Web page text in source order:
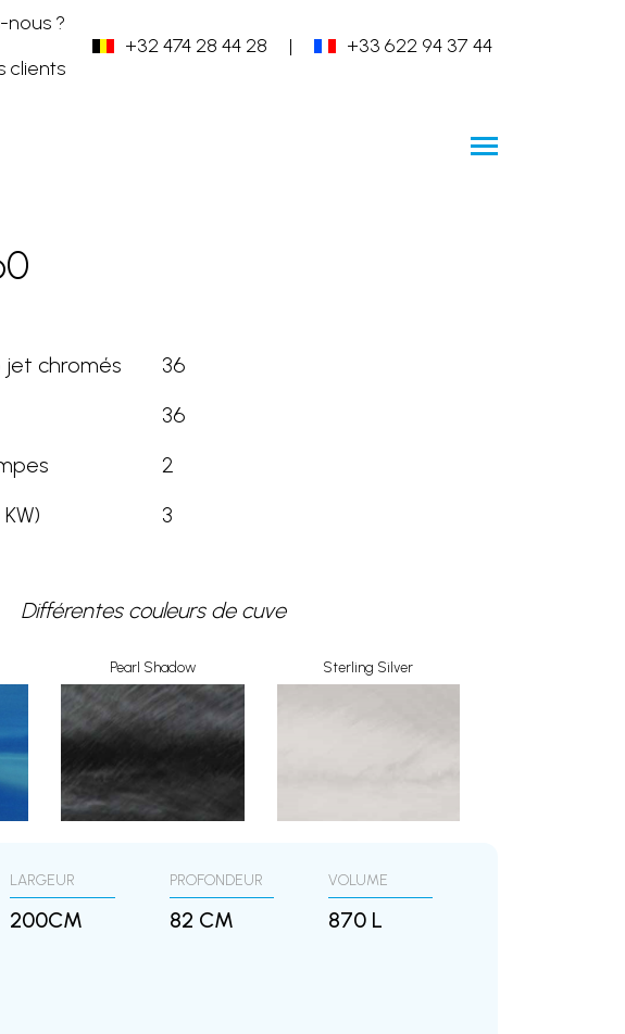
nous ?
clients
+32 474 28 44 28 | +33 622 94 37 44
jet chromés
36
36
2
3
Différentes couleurs de cuve
Pearl Shadow Sterling Silver
LARGEUR
200CM
PROFONDEUR
82 CM
VOLUME
870 L